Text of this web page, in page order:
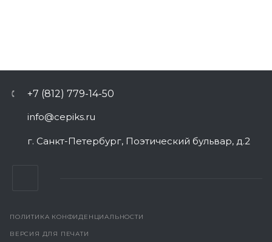
+7 (812) 779-14-50
info@cepiks.ru
г. Санкт-Петербург, Поэтический бульвар, д.2
ПОЛИТИКА КОНФИДЕНЦИАЛЬНОСТИ
ВЕРСИЯ ДЛЯ ПЕЧАТИ